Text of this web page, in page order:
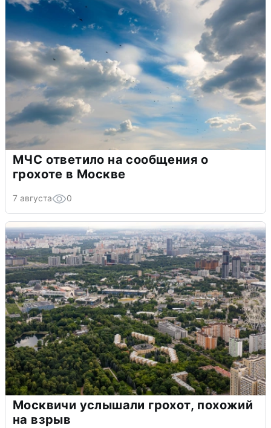
МЧС ответило на сообщения о
грохоте в Москве
7 августа 0
Москвичи услышали грохот, похожий
на взрыв